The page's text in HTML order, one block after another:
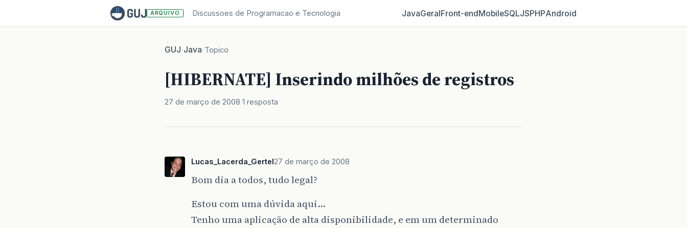
ARQUIVO Discussoes de Programacao e Tecnologia JavaGeralFront‑endMobileSQLJSPHPAndroid
GUJ/Java/Topico
[HIBERNATE] Inserindo milhões de registros
27 de março de 2008 1 resposta
Lucas_Lacerda_Gertel27 de março de 2008
Bom dia a todos, tudo legal?
Estou com uma dúvida aqui…
Tenho uma aplicação de alta disponibilidade, e em um determinado